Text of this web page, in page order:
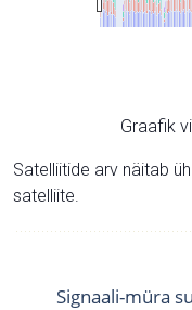
Graafik
Satelliitide arv näitab
satelliite.
Signaali-müra